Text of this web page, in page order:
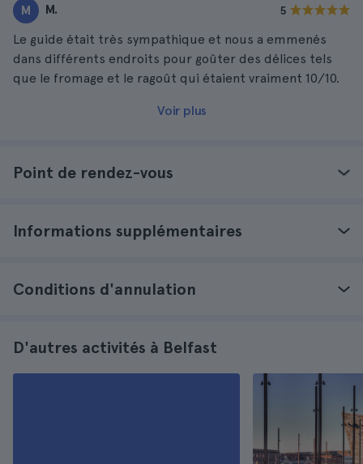
M M. 5
Le guide était très sympathique et nous a emmenés
dans différents endroits pour goûter des délices tels
que le fromage et le ragoût qui étaient vraiment 10/10.
Voir plus
Point de rendez-vous
Informations supplémentaires
Conditions d'annulation
D'autres activités à Belfast